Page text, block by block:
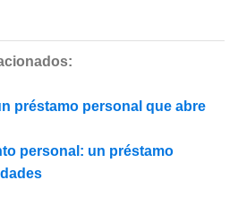
préstamo personal que abre
personal: un préstamo